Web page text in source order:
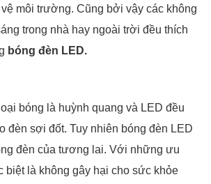
môi trường. Cũng bởi vậy các không
trong nhà hay ngoài trời đều thích
bóng đèn LED.
bóng là huỳnh quang và LED đều
đèn sợi đốt. Tuy nhiên bóng đèn LED
đèn của tương lai. Với những ưu
biệt là không gây hại cho sức khỏe